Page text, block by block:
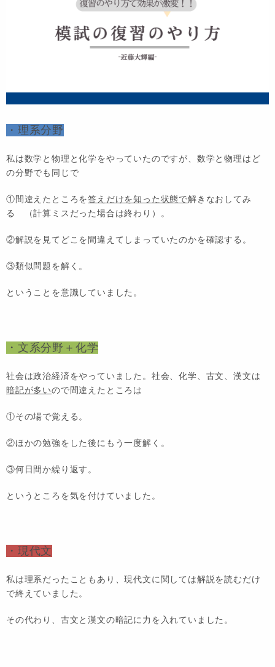
・理系分野
私は数学と物理と化学をやっていたのですが、数学と物理はど
の分野でも同じで
①間違えたところを答えだけを知った状態で解きなおしてみ
る （計算ミスだった場合は終わり）。
②解説を見てどこを間違えてしまっていたのかを確認する。
③類似問題を解く。
ということを意識していました。
・文系分野＋化学
社会は政治経済をやっていました。社会、化学、古文、漢文は
暗記が多いので間違えたところは
①その場で覚える。
②ほかの勉強をした後に もう一度解く 。
③何日間か繰り返す。
というところを気を付けていました。
・現代文
私は理系だったこともあり、現代文に関しては解説を読むだけ
で終えていました。
その代わり、古文と漢文の暗記に力を入れていました。